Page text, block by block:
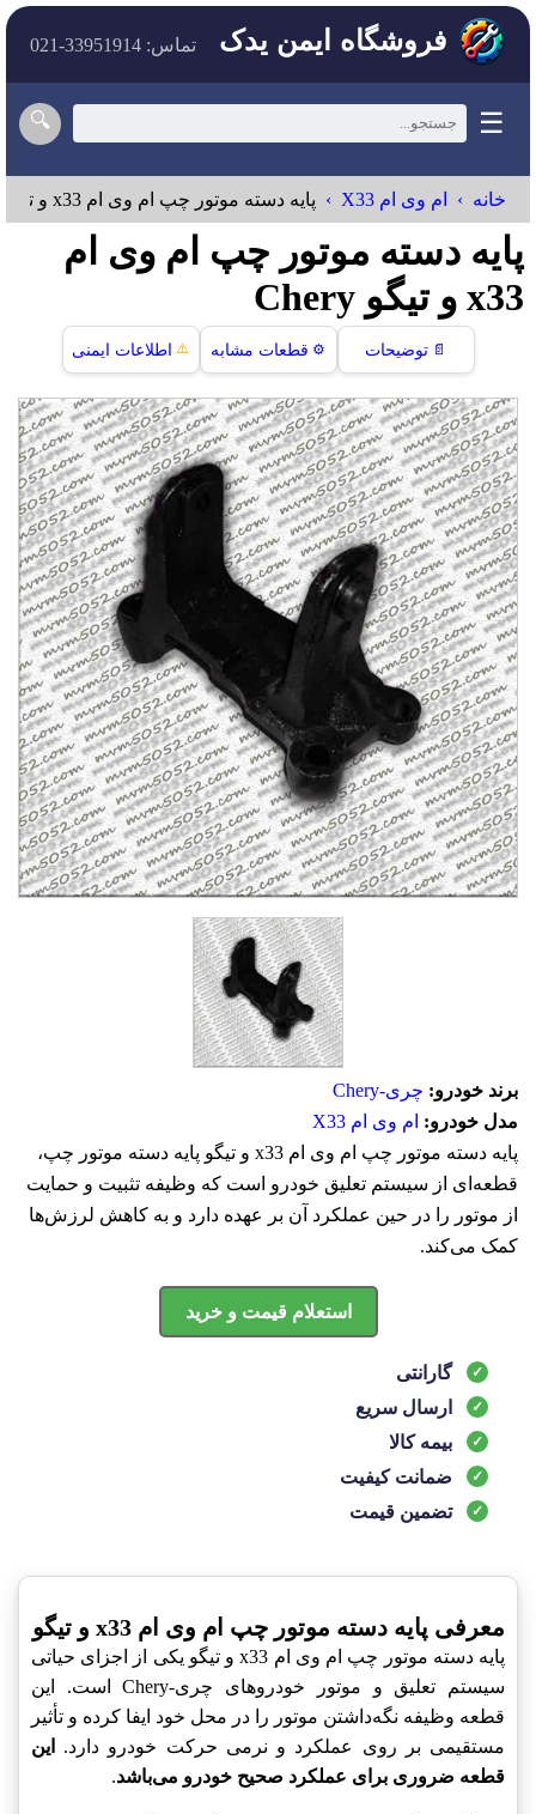
فروشگاه ایمن یدک تماس: 33951914-021
☰
🔍
خانه ام وی ام X33 پایه دسته موتور چپ ام وی ام x33 و تیگو
پایه دسته موتور چپ ام وی ام
x33 و تیگو Chery
📄 توضیحات ⚙️ قطعات مشابه ⚠️ اطلاعات ایمنی
برند خودرو: چری-Chery
مدل خودرو: ام وی ام X33
پایه دسته موتور چپ ام وی ام x33 و تیگو پایه دسته موتور چپ،
قطعه‌ای از سیستم تعلیق خودرو است که وظیفه تثبیت و حمایت
از موتور را در حین عملکرد آن بر عهده دارد و به کاهش لرزش‌ها
کمک می‌کند.
استعلام قیمت و خرید
گارانتی
ارسال سریع
بیمه کالا
ضمانت کیفیت
تضمین قیمت
معرفی پایه دسته موتور چپ ام وی ام x33 و تیگو
پایه دسته موتور چپ ام وی ام x33 و تیگو یکی از اجزای حیاتی
سیستم تعلیق و موتور خودروهای چری-Chery است. این
قطعه وظیفه نگه‌داشتن موتور را در محل خود ایفا کرده و تأثیر
مستقیمی بر روی عملکرد و نرمی حرکت خودرو دارد.
این
قطعه ضروری برای عملکرد صحیح خودرو می‌باشد.